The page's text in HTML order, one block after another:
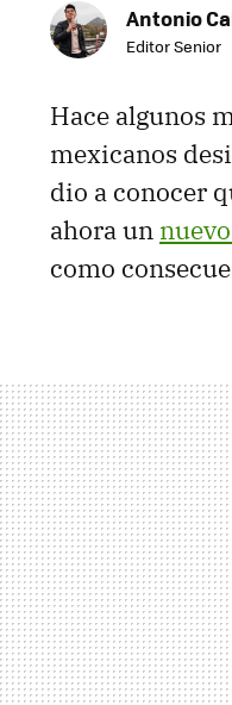
Antonio
Editor Senior
Hace algunos
mexicanos
dio a conocer
ahora un
como